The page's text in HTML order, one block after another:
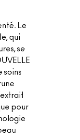
Le
qui
se
soins
pour